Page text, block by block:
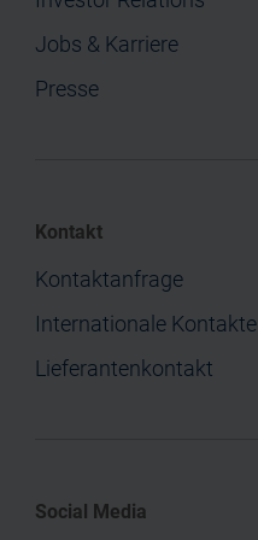
Jobs & Karriere
Presse
Kontakt
Kontaktanfrage
Internationale Kontakte
Lieferantenkontakt
Social Media